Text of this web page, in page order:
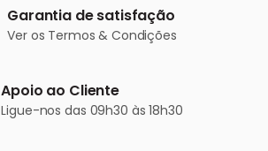
Garantia de satisfação
Ver os Termos & Condições
Apoio ao Cliente
Ligue-nos das 09h30 às 18h30